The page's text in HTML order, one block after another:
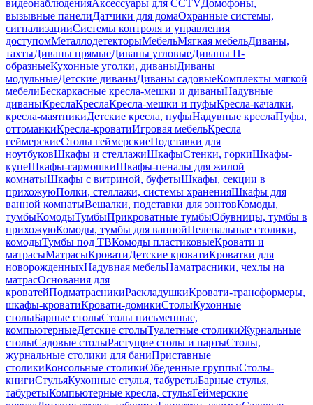
видеонаблюденияАксессуары для CCTVДомофоны,
вызывные панелиДатчики для домаОхранные системы,
сигнализацииСистемы контроля и управления
доступомМеталлодетекторыМебельМягкая мебельДиваны,
тахтыДиваны прямыеДиваны угловыеДиваны П-
образныеКухонные уголки, диваныДиваны
модульныеДетские диваныДиваны садовыеКомплекты мягкой
мебелиБескаркасные кресла-мешки и диваныНадувные
диваныКреслаКреслаКресла-мешки и пуфыКресла-качалки,
кресла-маятникиДетские кресла, пуфыНадувные креслаПуфы,
оттоманкиКресла-кроватиИгровая мебельКресла
геймерскиеСтолы геймерскиеПодставки для
ноутбуковШкафы и стеллажиШкафыСтенки, горкиШкафы-
купеШкафы-гармошкиШкафы-пеналы для жилой
комнатыШкафы с витриной, буфетыШкафы, секции в
прихожуюПолки, стеллажи, системы храненияШкафы для
ванной комнатыВешалки, подставки для зонтовКомоды,
тумбыКомодыТумбыПрикроватные тумбыОбувницы, тумбы в
прихожуюКомоды, тумбы для ваннойПеленальные столики,
комодыТумбы под ТВКомоды пластиковыеКровати и
матрасыМатрасыКроватиДетские кроватиКроватки для
новорожденныхНадувная мебельНаматрасники, чехлы на
матрасОснования для
кроватейПодматрасникиРаскладушкиКровати-трансформеры,
шкафы-кроватиКровати-домикиСтолыКухонные
столыБарные столыСтолы письменные,
компьютерныеДетские столыТуалетные столикиЖурнальные
столыСадовые столыРастущие столы и партыСтолы,
журнальные столики для баниПриставные
столикиКонсольные столикиОбеденные группыСтолы-
книгиСтульяКухонные стулья, табуретыБарные стулья,
табуретыКомпьютерные кресла, стульяГеймерские